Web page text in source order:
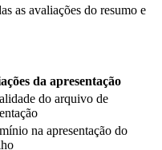
as avaliações do resumo e
da apresentação
do arquivo de
na apresentação do